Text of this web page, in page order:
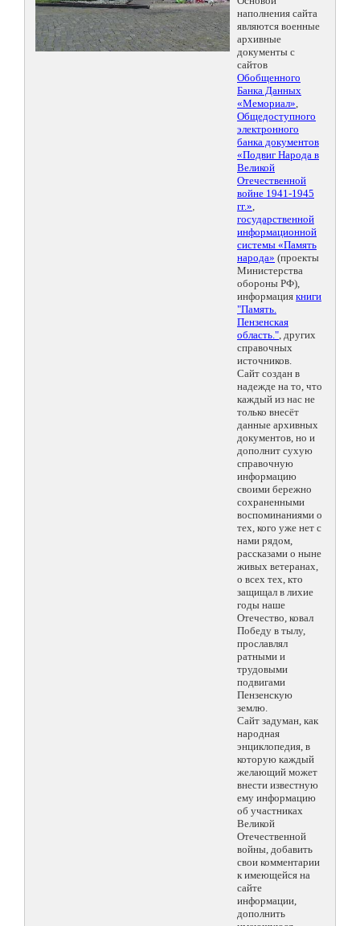
наполнения сайта
являются военные
архивные
документы с
сайтов
Обобщенного
Банка Данных
«Мемориал»,
Общедоступного
электронного
банка документов
«Подвиг Народа в
Великой
Отечественной
войне 1941-1945
гг.»,
государственной
информационной
системы «Память
народа» (проекты
Министерства
обороны РФ),
информация книги
"Память.
Пензенская
область.", других
справочных
источников.
Сайт создан в
надежде на то, что
каждый из нас не
только внесёт
данные архивных
документов, но и
дополнит сухую
справочную
информацию
своими бережно
сохраненными
воспоминаниями о
тех, кого уже нет с
нами рядом,
рассказами о ныне
живых ветеранах,
о всех тех, кто
защищал в лихие
годы наше
Отечество, ковал
Победу в тылу,
прославлял
ратными и
трудовыми
подвигами
Пензенскую
землю.
Сайт задуман, как
народная
энциклопедия, в
которую каждый
желающий может
внести известную
ему информацию
об участниках
Великой
Отечественной
войны, добавить
свои комментарии
к имеющейся на
сайте
информации,
дополнить